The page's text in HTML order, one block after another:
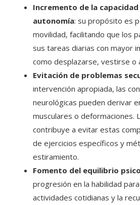
Incremento de la
autonomía: su propósito es
movilidad, facilitando que los
sus tareas diarias con mayor
como desplazarse, vestirse o
Evitación de problemas
intervención apropiada, las
neurológicas pueden derivar
musculares o deformaciones.
contribuye a evitar estas
de ejercicios específicos y
estiramiento.
Fomento del equilibrio
progresión en la habilidad
actividades cotidianas y la